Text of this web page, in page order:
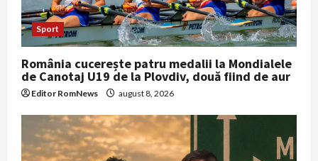
Sport
România cucerește patru medalii la Mondialele
de Canotaj U19 de la Plovdiv, două fiind de aur
Editor RomNews august 8, 2026